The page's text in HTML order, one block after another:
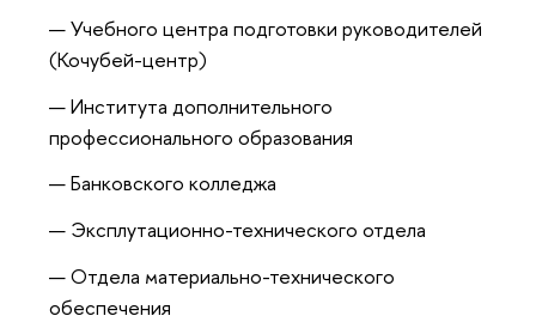
Учебного центра подготовки руководителей
(Кочубей-центр)
Института дополнительного
профессионального образования
Банковского колледжа
Эксплутационно-технического отдела
Отдела материально-технического
обеспечения